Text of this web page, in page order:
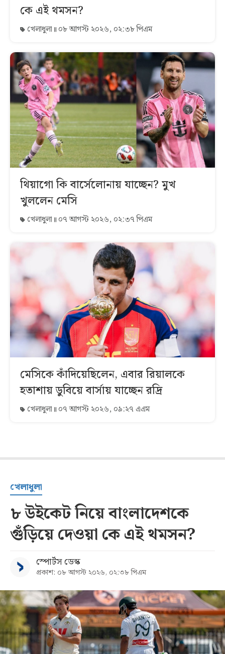
কে এই থমসন?
খেলাধুলা ০৮ আগস্ট ২০২৬, ০২:৩৮ পিএম
থিয়াগো কি বার্সেলোনায় যাচ্ছেন? মুখ
খুললেন মেসি
খেলাধুলা ০৭ আগস্ট ২০২৬, ০২:৩৭ পিএম
মেসিকে কাঁদিয়েছিলেন, এবার রিয়ালকে
হতাশায় ডুবিয়ে বার্সায় যাচ্ছেন রদ্রি
খেলাধুলা ০৭ আগস্ট ২০২৬, ০৯:২৭ এএম
খেলাধুলা
৮ উইকেট নিয়ে বাংলাদেশকে
গুঁড়িয়ে দেওয়া কে এই থমসন?
স্পোর্টস ডেস্ক
প্রকাশ: ০৮ আগস্ট ২০২৬, ০২:৩৮ পিএম